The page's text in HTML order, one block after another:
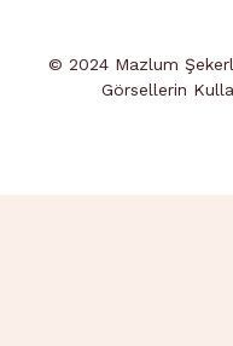
© 2024 Mazlum
Görsellerin